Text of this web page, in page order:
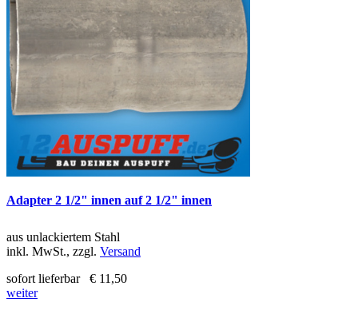
Adapter 2 1/2" innen auf 2 1/2" innen
aus unlackiertem Stahl
inkl. MwSt., zzgl. Versand
sofort lieferbar
€ 11,50
weiter